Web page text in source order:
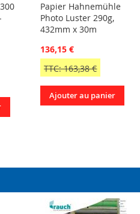
Papier Hahnemühle
Photo Luster 290g,
432mm x 30m
136,15 €
TTC: 163,38 €
Ajouter au panier